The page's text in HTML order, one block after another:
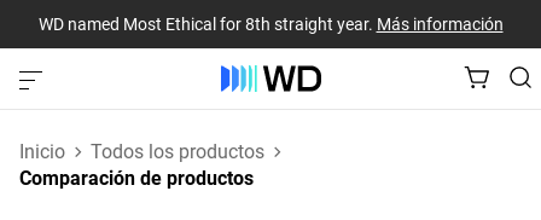
WD named Most Ethical for 8th straight year. Más información
Inicio
Todos los productos
Comparación de productos